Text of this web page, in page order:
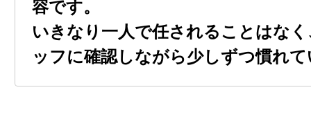
容です。
いきなり一人で任されることはな
ッフに確認しながら少しずつ慣れ